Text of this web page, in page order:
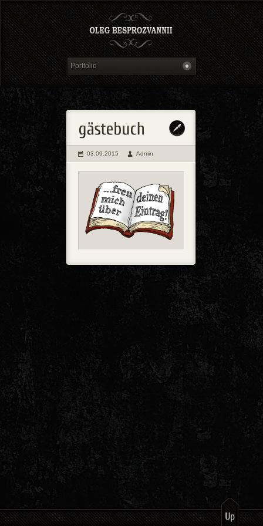
03.09.2015 Admin